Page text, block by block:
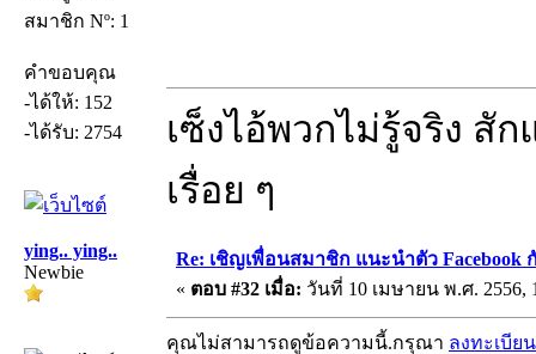
สมาชิก Nº: 1
คำขอบคุณ
-ได้ให้: 152
-ได้รับ: 2754
เซ็งไอ้พวกไม่รู้จริง สั
เรื่อย ๆ
ying.. ying..
Newbie
Re: เชิญเพื่อนสมาชิก แนะนำตัว Facebook
« ตอบ #32 เมื่อ: วันที่ 10 เมษายน พ.ศ. 2556,
คุณไม่สามารถดูข้อความนี้.กรุณา ลงทะเบียน